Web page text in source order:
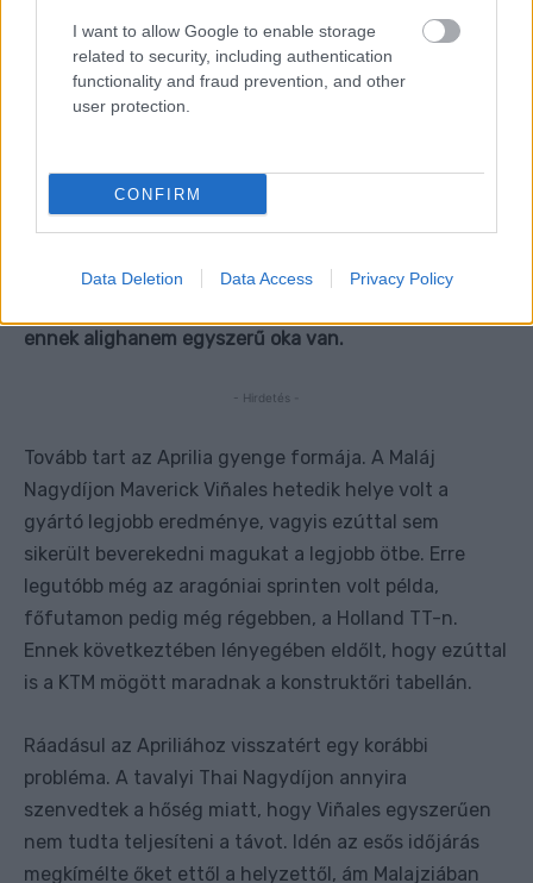
I want to allow Google to enable storage
related to security, including authentication
functionality and fraud prevention, and other
user protection.
CONFIRM
Data Deletion Data Access Privacy Policy